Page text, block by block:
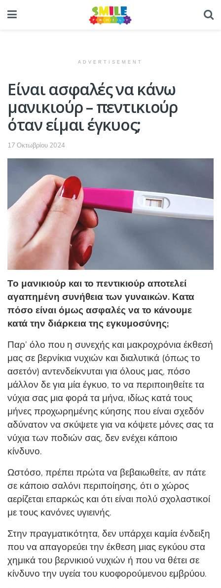
ADVERTISEMENT
Είναι ασφαλές να κάνω
μανικιούρ – πεντικιούρ
όταν είμαι έγκυος;
17 Οκτωβρίου 2024
Το μανικιούρ και το πεντικιούρ αποτελεί
αγαπημένη συνήθεια των γυναικών. Κατα
πόσο είναι όμως ασφαλές να το κάνουμε
κατά την διάρκεια της εγκυμοσύνης;
Παρ’ όλο που η συνεχής και μακροχρόνια έκθεσή
μας σε βερνίκια νυχιών και διαλυτικά (όπως το
ασετόν) αντενδείκνυται για όλους μας, πόσο
μάλλον δε για μία έγκυο, το να περιποιηθείτε τα
νύχια σας μια φορά τα μήνα, ιδίως κατά τους
μήνες προχωρημένης κύησης που είναι σχεδόν
αδύνατον να σκύψετε για να κόψετε μόνες σας τα
νύχια των ποδιών σας, δεν ενέχει κάποιο
κίνδυνο.
Ωστόσο, πρέπει πρώτα να βεβαιωθείτε, αν πάτε
σε κάποιο σαλόνι περιποίησης, ότι ο χώρος
αερίζεται επαρκώς και ότι είναι πολύ σχολαστικοί
με τους κανόνες υγιεινής.
Στην πραγματικότητα, δεν υπάρχει καμία ένδειξη
που να απαγορεύει την έκθεση μιας εγκύου στα
χημικά του βερνικιού νυχιών ή που να θέτει σε
κίνδυνο την υγεία του κυοφορούμενου εμβρύου.